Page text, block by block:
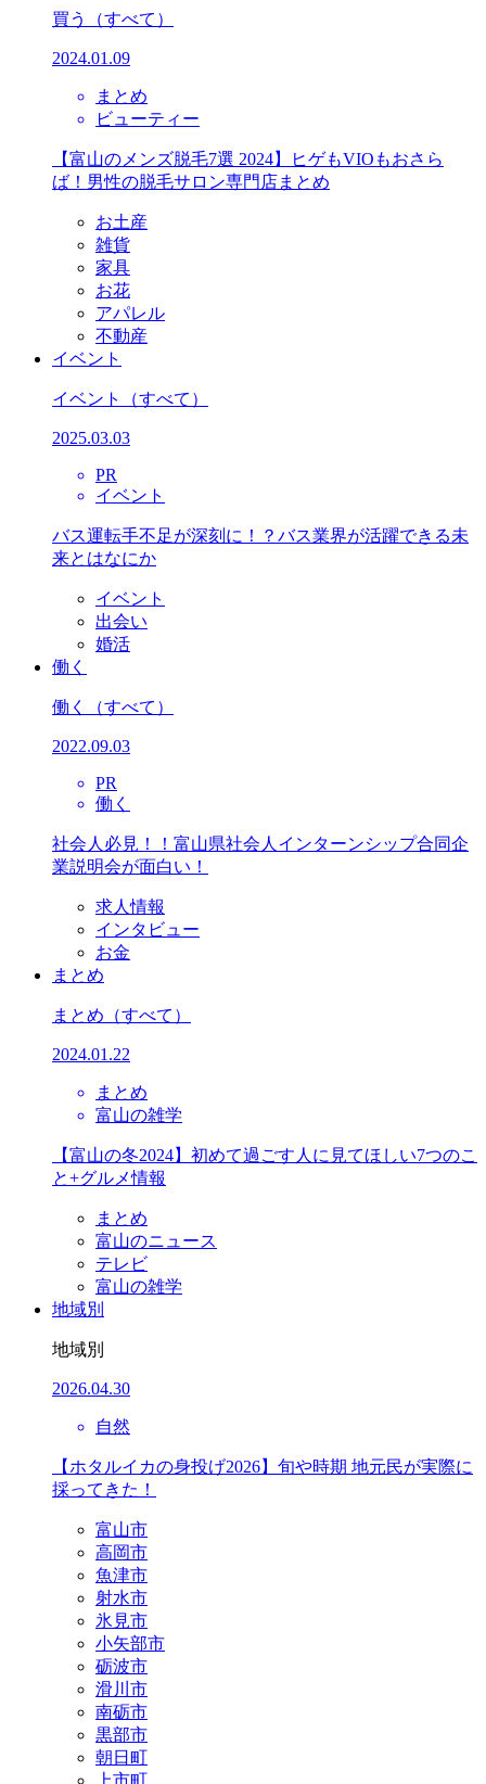
買う （すべて）
2024.01.09
まとめ
ビューティー
【富山のメンズ脱毛7選 2024】ヒゲもVIOもおさら
ば！男性の脱毛サロン専門店まとめ
お土産
雑貨
家具
お花
アパレル
不動産
イベント
イベント （すべて）
2025.03.03
PR
イベント
バス運転手不足が深刻に！？バス業界が活躍できる未
来とはなにか
イベント
出会い
婚活
働く
働く （すべて）
2022.09.03
PR
働く
社会人必見！！富山県社会人インターンシップ合同企
業説明会が面白い！
求人情報
インタビュー
お金
まとめ
まとめ （すべて）
2024.01.22
まとめ
富山の雑学
【富山の冬2024】初めて過ごす人に見てほしい7つのこ
と+グルメ情報
まとめ
富山のニュース
テレビ
富山の雑学
地域別
地域別
2026.04.30
自然
【ホタルイカの身投げ2026】旬や時期 地元民が実際に
採ってきた！
富山市
高岡市
魚津市
射水市
氷見市
小矢部市
砺波市
滑川市
南砺市
黒部市
朝日町
上市町